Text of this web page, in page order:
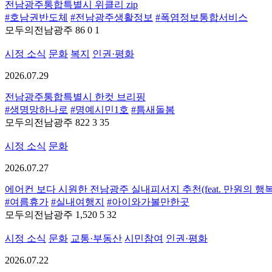
전남광주통합특별시 위클리 zip
#호남권반도체 #전남광주생활정보 #폭염정보통합서비스
모두의전남광주 86 0 1
시정 소식 문화 복지 인권·평화
2026.07.29
전남광주통합특별시 한컷 브리핑
#생명망하나로 #명예시민1호 #틈새돌봄
모두의전남광주 822 3 35
시정 소식 문화
2026.07.27
에어컨 보다 시원한 전남광주 실내피서지 추천(feat. 만원의 행
#여름휴가 #실내여행지 #아이와가볼만한곳
모두의전남광주 1,520 5 32
시정 소식 문화 교통·부동산 시민참여 인권·평화
2026.07.22